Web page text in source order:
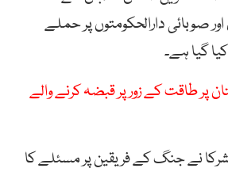
صوبائی دارالحکومتوں پر حملے
گیا ہے۔
پر طاقت کے زور پر قبضہ کرنے والے
نے جنگ کے فریقین پر مسئلے کا